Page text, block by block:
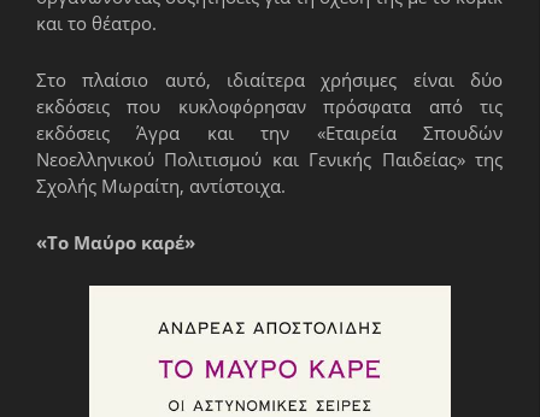
και το θέατρο.
Στο πλαίσιο αυτό, ιδιαίτερα χρήσιμες είναι δύο
εκδόσεις που κυκλοφόρησαν πρόσφατα από τις
εκδόσεις Άγρα και την «Εταιρεία Σπουδών
Νεοελληνικού Πολιτισμού και Γενικής Παιδείας» της
Σχολής Μωραίτη, αντίστοιχα.
«Το Μαύρο καρέ»